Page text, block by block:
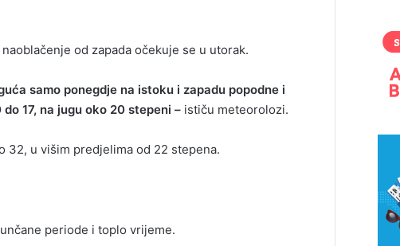
od zapada očekuje se u utorak.
samo ponegdje na istoku i zapadu popodne i
17, na jugu oko 20 stepeni – ističu meteorolozi.
32, u višim predjelima od 22 stepena.
periode i toplo vrijeme.